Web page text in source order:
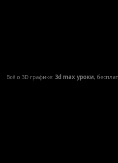
Всё о 3D графике: 3d max уроки,